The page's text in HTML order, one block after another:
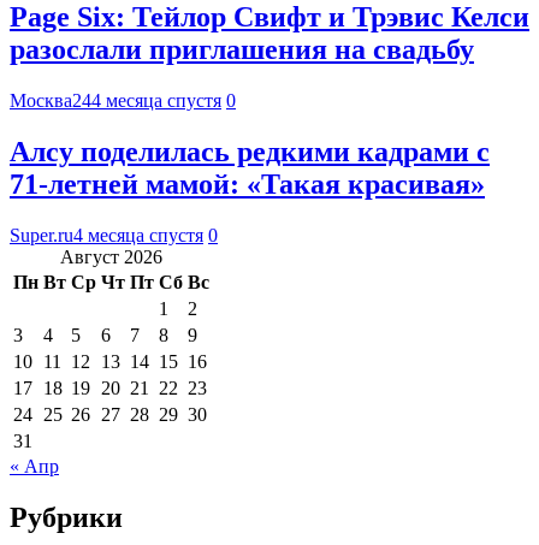
Page Six: Тейлор Свифт и Трэвис Келси
разослали приглашения на свадьбу
Москва244 месяца спустя 0
Алсу поделилась редкими кадрами с
71‑летней мамой: «Такая красивая»
Super.ru4 месяца спустя 0
Август 2026
Пн Вт Ср Чт Пт Сб Вс
1
2
3
4 5 6 7 8
9
10 11 12 13 14 15 16
17 18 19 20 21 22 23
24 25 26 27 28 29 30
31
« Апр
Рубрики